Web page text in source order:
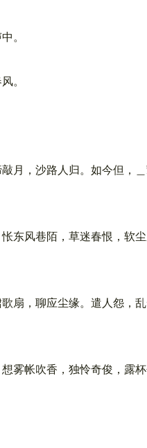
。
。
，沙路人归。如今但，＿
风巷陌，草迷春恨，软
，聊应尘缘。遣人怨，
帐吹香，独怜奇俊，露